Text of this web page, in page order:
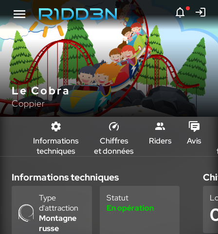
Le Cobra
Coppier
Informations
techniques
Chiffres
et données
Riders
Avis
Informations techniques
Type
d'attraction
Montagne
russe
Statut
En opération